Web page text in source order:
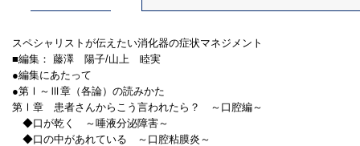
スペシャリストが伝えたい消化器の症状マネジメント
■編集： 藤澤 陽子/山上 睦実
●編集にあたって
●第Ⅰ～Ⅲ章（各論）の読みかた
第Ⅰ章 患者さんからこう言われたら？ ～口腔編～
◆口が乾く ～唾液分泌障害～
◆口の中があれている ～口腔粘膜炎～